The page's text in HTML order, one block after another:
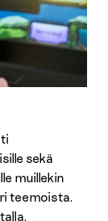
sekä
muillekin
teemoista.